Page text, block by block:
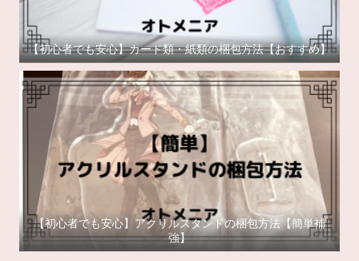
【初心者でも安心】カード類・紙類の梱包方法【おすすめ】
【初心者でも安心】アクリルスタンドの梱包方法【簡単補
強】